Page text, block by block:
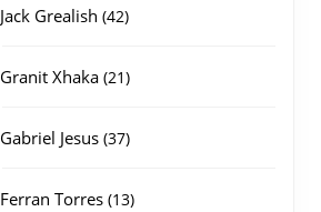
Jack Grealish 4242
Granit Xhaka 2121
Gabriel Jesus 3737
Ferran Torres 1313